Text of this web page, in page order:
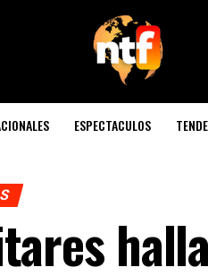
ESPECTACULOS